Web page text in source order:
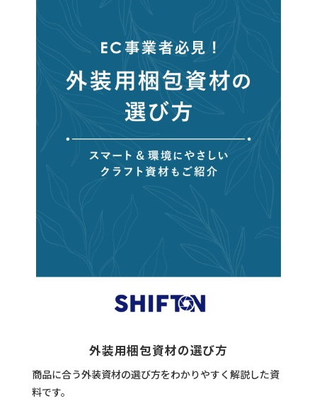
外装用梱包資材の選び方
商品に合う外装資材の選び方をわかりやすく解説した資
料です。